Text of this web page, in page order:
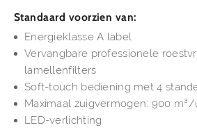
Standaard voorzien van:
Energieklasse A label
Vervangbare professionele
lamellenfilters
Soft-touch bediening met 4
Maximaal zuigvermogen: 900 m³/
LED-verlichting